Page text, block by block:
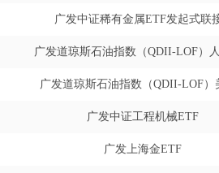
基金经理(自2023年2
广发中证稀有金属ETF发起式联
广发道琼斯石油指数（QDII-LOF）
广发道琼斯石油指数（QDII-LOF）
广发中证工程机械ETF
广发上海金ETF